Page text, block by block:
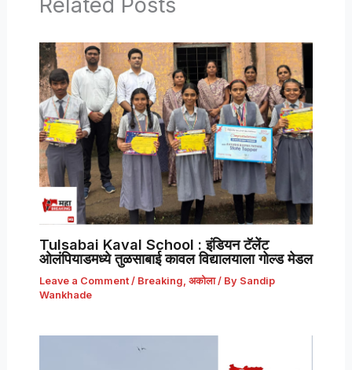
Tulsabai Kaval School : इंडियन टॅलेंट
ओलंपियाडमध्ये तुळसाबाई कावल विद्यालयाला गोल्ड मेडल
Leave a Comment / Breaking, अकोला/ By Sandip
Wankhade